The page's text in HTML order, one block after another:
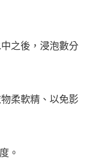
之後，浸泡數分
柔軟精、以免影
。